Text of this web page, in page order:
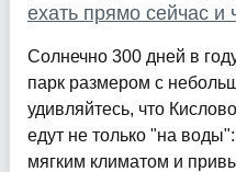
ехать прямо сейчас и
Солнечно 300 дней в
парк размером с
удивляйтесь, что
едут не только "на
мягким климатом и